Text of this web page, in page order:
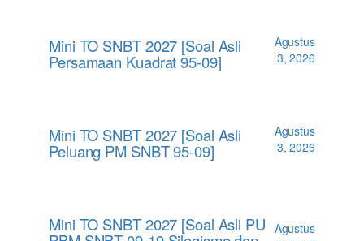
Mini TO SNBT 2027 [Soal Asli
Persamaan Kuadrat 95-09]
Agustus
3, 2026
Mini TO SNBT 2027 [Soal Asli
Peluang PM SNBT 95-09]
Agustus
3, 2026
Mini TO SNBT 2027 [Soal Asli PU Agustus